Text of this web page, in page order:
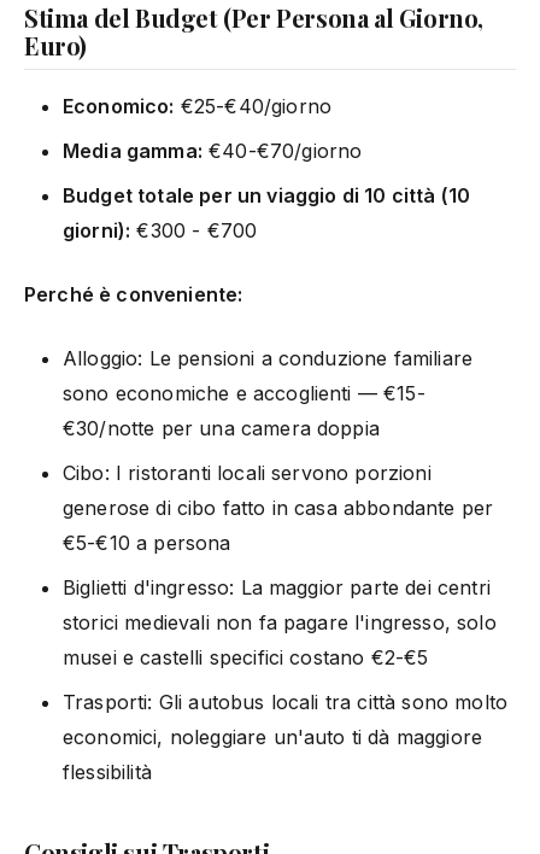
Stima del Budget (Per Persona al Giorno,
Euro)
Economico: €25-€40/giorno
Media gamma: €40-€70/giorno
Budget totale per un viaggio di 10 città (10
giorni): €300 - €700
Perché è conveniente:
Alloggio: Le pensioni a conduzione familiare
sono economiche e accoglienti — €15-
€30/notte per una camera doppia
Cibo: I ristoranti locali servono porzioni
generose di cibo fatto in casa abbondante per
€5-€10 a persona
Biglietti d'ingresso: La maggior parte dei centri
storici medievali non fa pagare l'ingresso, solo
musei e castelli specifici costano €2-€5
Trasporti: Gli autobus locali tra città sono molto
economici, noleggiare un'auto ti dà maggiore
flessibilità